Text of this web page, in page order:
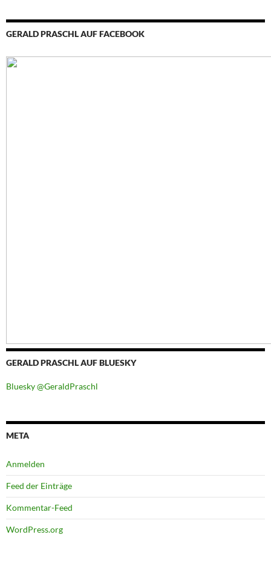
GERALD PRASCHL AUF FACEBOOK
GERALD PRASCHL AUF BLUESKY
Bluesky @GeraldPraschl
META
Anmelden
Feed der Einträge
Kommentar-Feed
WordPress.org